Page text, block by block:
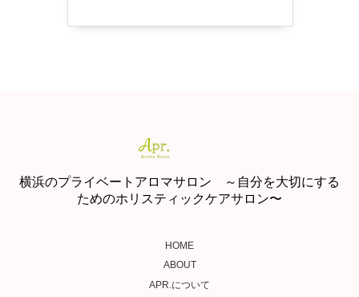
横浜のプライベートアロマサロン ～自分を大切にする
ためのホリスティックケアサロン〜
HOME
ABOUT
APR.について